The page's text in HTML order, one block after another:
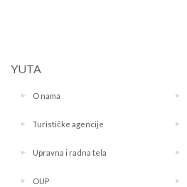
YUTA
O nama
Turističke agencije
Upravna i radna tela
OUP